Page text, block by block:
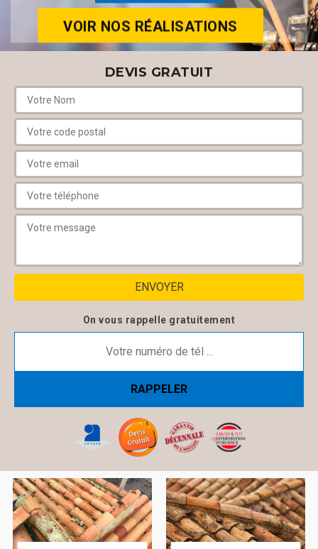
VOIR NOS RÉALISATIONS
DEVIS GRATUIT
On vous rappelle gratuitement